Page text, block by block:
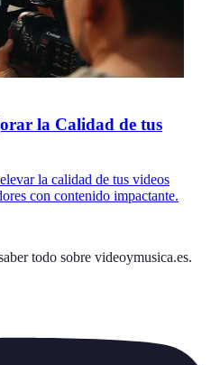
la Calidad de tus
la calidad de tus videos
con contenido impactante.
todo sobre videoymusica.es.